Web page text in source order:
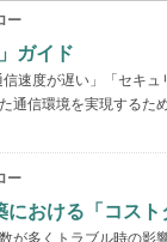
ー
ガイド
速度が遅い」「セキ
通信環境を実現する
ー
おける「コスト